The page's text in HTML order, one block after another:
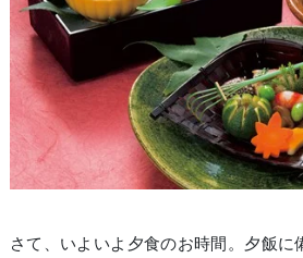
さて、いよいよ夕食のお時間。夕飯に